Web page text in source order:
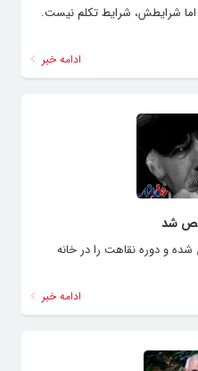
اما شرایطش، شرایط تکلم نیست.
ادامه خبر
شد
و دوره نقاهت را در خانه
ادامه خبر